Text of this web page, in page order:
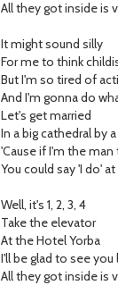
All they got inside is
It might sound silly
For me to think
But I'm so tired of
And I'm gonna do
Let's get married
In a big cathedral by
'Cause if I'm the
You could say 'I do'
Well, it's 1, 2, 3, 4
Take the elevator
At the Hotel Yorba
I'll be glad to see you
All they got inside is